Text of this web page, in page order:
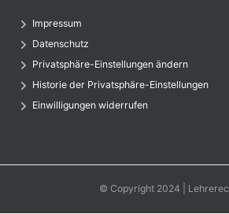
Impressum
Datenschutz
Privatsphäre-Einstellungen ändern
Historie der Privatsphäre-Einstellungen
Einwilligungen widerrufen
© Copyright 2024 |